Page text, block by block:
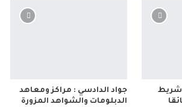
شريط
جواد الدادسي : مراكز ومعاهد
الدبلومات والشواهد المزورة